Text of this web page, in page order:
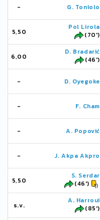
- G. Toniolo
5,50
Pol Lirola
(70')
6,00
D. Bradarić
(46')
- D. Oyegoke
- F. Cham
- A. Popović
- J. Akpa Akpro
5,50
S. Serdar
(46')
s.v.
A. Harroui
(85')